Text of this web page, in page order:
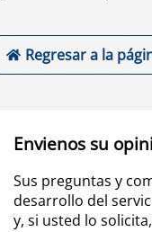
Regresar a la
Envienos su
Sus preguntas y
desarrollo del
y, si usted lo